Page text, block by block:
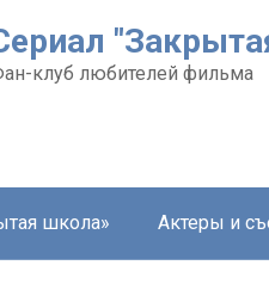
клуб любителей фильма
школа» Актеры и